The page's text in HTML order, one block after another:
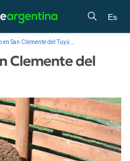
Es
en San Clemente del Tuyú
Clemente del